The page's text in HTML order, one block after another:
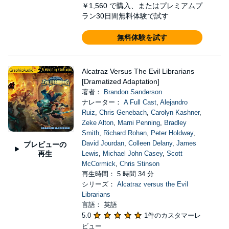
￥1,560 で購入、またはプレミアムプ
ラン30日間無料体験で試す
無料体験を試す
プレビューの
再生
Alcatraz Versus The Evil Librarians
[Dramatized Adaptation]
著者：
Brandon Sanderson
ナレーター： A Full Cast, Alejandro
Ruiz, Chris Genebach, Carolyn Kashner,
Zeke Alton, Marni Penning, Bradley
Smith, Richard Rohan, Peter Holdway,
David Jourdan, Colleen Delany, James
Lewis, Michael John Casey, Scott
McCormick, Chris Stinson
再生時間： 5 時間 34 分
シリーズ： Alcatraz versus the Evil
Librarians
言語： 英語
5.0
1件のカスタマーレ
ビュー